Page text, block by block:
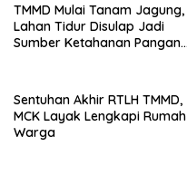
TMMD Mulai Tanam Jagung,
Lahan Tidur Disulap Jadi
Sumber Ketahanan Pangan
Sentuhan Akhir RTLH TMMD,
MCK Layak Lengkapi Rumah
Warga